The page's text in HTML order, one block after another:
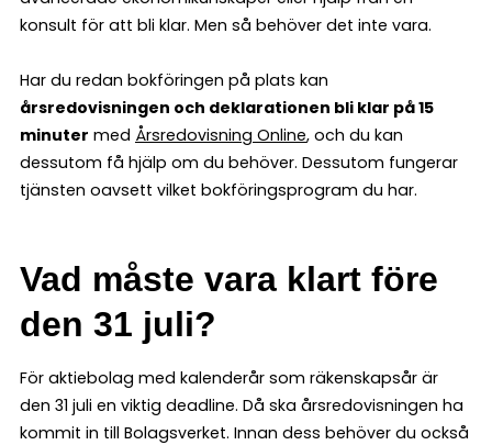
konsult för att bli klar. Men så behöver det inte vara.
Har du redan bokföringen på plats kan
årsredovisningen och deklarationen bli klar på 15
minuter med Årsredovisning Online, och du kan
dessutom få hjälp om du behöver. Dessutom fungerar
tjänsten oavsett vilket bokföringsprogram du har.
Vad måste vara klart före
den 31 juli?
För aktiebolag med kalenderår som räkenskapsår är
den 31 juli en viktig deadline. Då ska årsredovisningen ha
kommit in till Bolagsverket. Innan dess behöver du också